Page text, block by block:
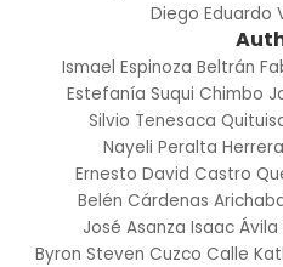
Diego Eduardo
Ismael Espinoza Beltrán
Estefanía Suqui Chimbo
Silvio Tenesaca
Nayeli Peralta Herrera
Ernesto David Castro
Belén Cárdenas
José Asanza Isaac
Byron Steven Cuzco Calle